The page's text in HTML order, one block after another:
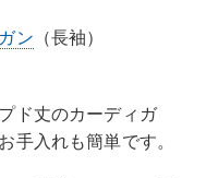
ン （長袖）
ド丈のカーディガ
手入れも簡単です。